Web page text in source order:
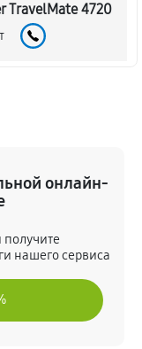
TravelMate 4720
онлайн-
получите
нашего сервиса